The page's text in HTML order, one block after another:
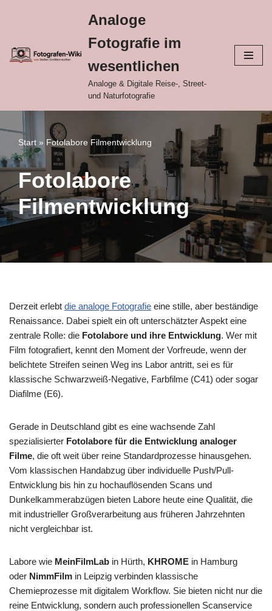
Inhalt
springen
Analoge
Fotografie im
wesentlichen
Analoge & Digitale Reise-, Street-
und Naturfotografie
Start » Fotolabore Filmentwicklung
Fotolabore
Filmentwicklung
Derzeit erlebt die analoge Fotografie eine stille, aber beständige
Renaissance. Dabei spielt ein oft unterschätzter Aspekt eine
zentrale Rolle: die Fotolabore und ihre Entwicklung. Wer mit
Film fotografiert, kennt den Moment der Vorfreude, wenn der
belichtete Streifen seinen Weg ins Labor antritt, sei es für
klassische Schwarzweiß-Negative, Farbfilme (C41) oder sogar
Diafilme (E6).
Gerade in Deutschland gibt es eine wachsende Zahl
spezialisierter Fotolabore für die Entwicklung analoger
Filme, die oft weit über reine Standardprozesse hinausgehen.
Vom klassischen Handabzug über individuelle Push/Pull-
Entwicklung bis hin zu hochauflösenden Scans und
Dunkelkammerabzügen bieten Labore heute eine Qualität, die
mit industrieller Großverarbeitung aus früheren Jahrzehnten
nicht vergleichbar ist.
Labore wie MeinFilmLab in Hürth, KHROME in Hamburg
oder NimmFilm in Leipzig verbinden klassische
Chemieprozesse mit digitalem Workflow. Sie bieten nicht nur die
reine Entwicklung, sondern auch professionellen Scanservice